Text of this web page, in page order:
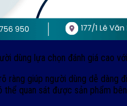
dùng lựa chọn đánh giá cao
ràng giúp người dùng dễ dàng
quan sát được sản phẩm